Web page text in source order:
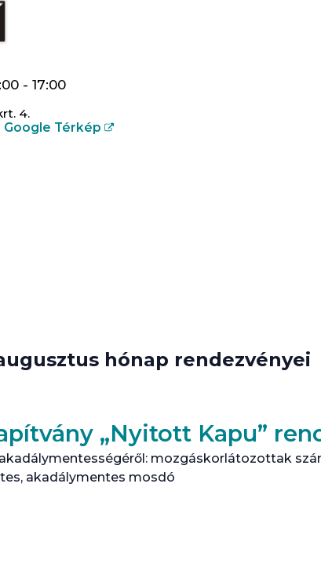
-17:00
4.
Google Térkép
hónap rendezvényei
„Nyitott Kapu”
mozgáskorlátozottak
akadálymentes mosdó